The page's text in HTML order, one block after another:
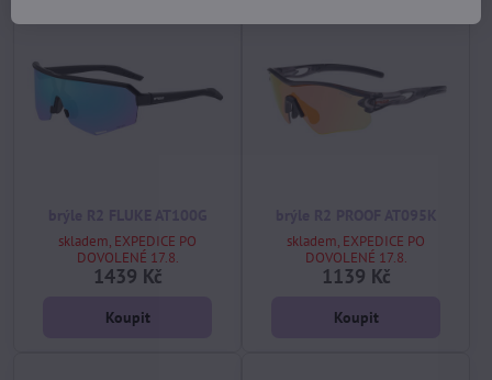
skladem, EXPEDICE PO
DOVOLENÉ 17.8.
1439 Kč
Koupit
skladem, EXPEDICE PO
DOVOLENÉ 17.8.
1139 Kč
Koupit